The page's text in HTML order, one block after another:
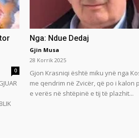
0
Nga: Ndue Dedaj
Gjin Musa
28 Korrik 2025
Gjon Krasniqi është miku ynë nga
me qendrim në Zvicër, që po i kalon
e verës në shtëpinë e tij të plazhit...